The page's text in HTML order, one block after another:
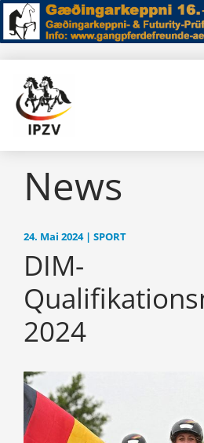
News
24. Mai 2024 | SPORT
DIM-
2024